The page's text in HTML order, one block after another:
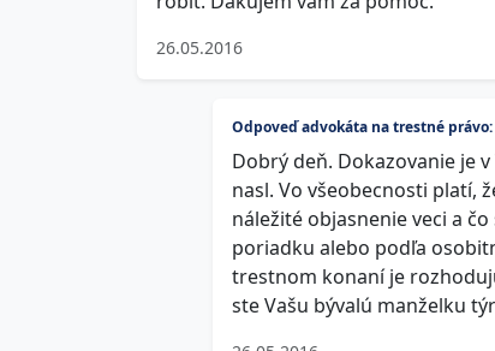
26.05.2016
Odpoveď advokáta na trestné právo:
Dobrý deň. Dokazovanie je
nasl. Vo všeobecnosti platí,
náležité objasnenie veci a
poriadku alebo podľa
trestnom konaní je
ste Vašu bývalú manželku